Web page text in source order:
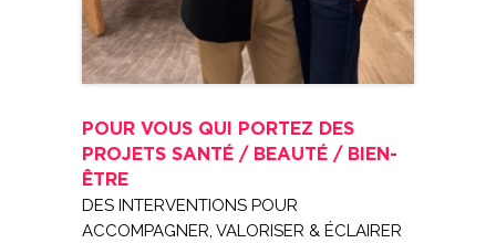
POUR VOUS QUI PORTEZ DES
PROJETS SANTÉ / BEAUTÉ / BIEN-
ÊTRE
DES INTERVENTIONS POUR
ACCOMPAGNER, VALORISER & ÉCLAIRER